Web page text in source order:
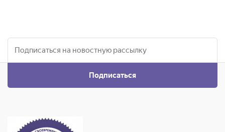
Подписаться